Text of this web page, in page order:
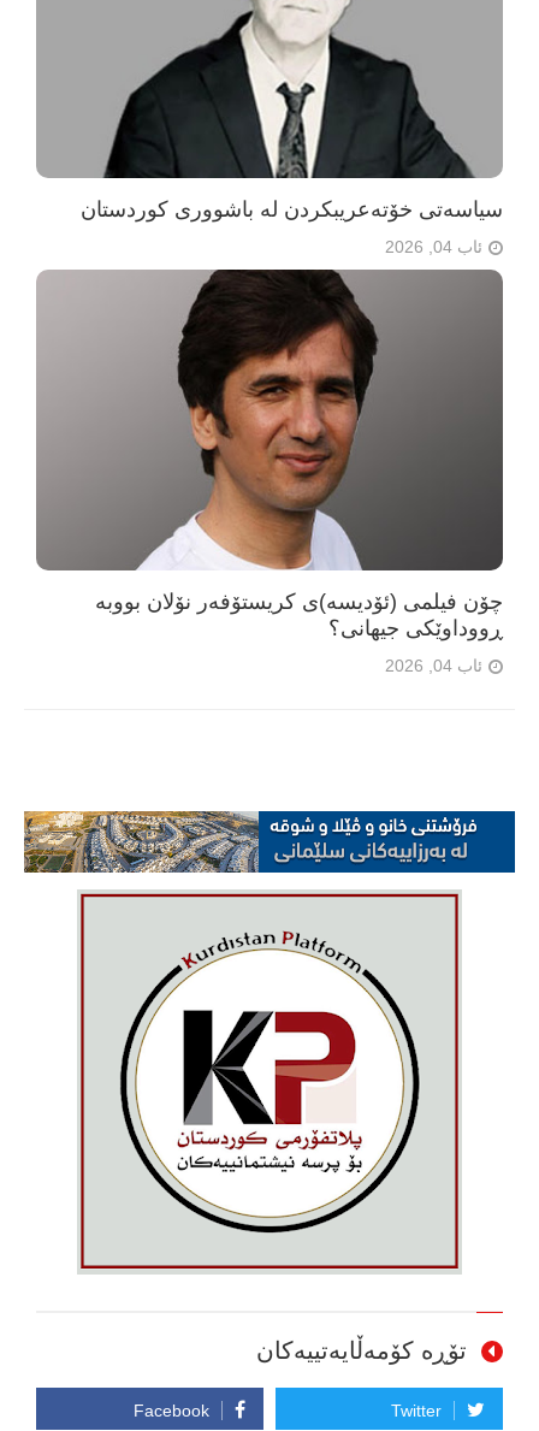
سیاسەتی خۆتەعریبکردن لە باشووری کوردستان
ئاب 04, 2026
چۆن فیلمی (ئۆدیسە)ی کریستۆفەر نۆلان بووبە
ڕووداوێکی جیهانی؟
ئاب 04, 2026
تۆڕە کۆمەڵایەتییەکان